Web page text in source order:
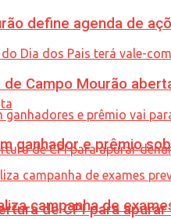
de CPI para
define agenda de
de Campo Mourão
ganhador e prêmio
campanha de